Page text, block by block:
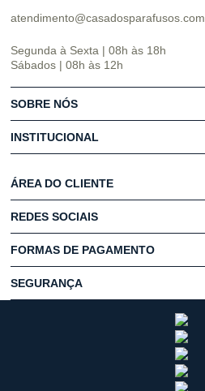
atendimento@casadosparafusos.com
Segunda à Sexta | 08h às 18h
Sábados | 08h às 12h
SOBRE NÓS
INSTITUCIONAL
ÁREA DO CLIENTE
REDES SOCIAIS
FORMAS DE PAGAMENTO
SEGURANÇA